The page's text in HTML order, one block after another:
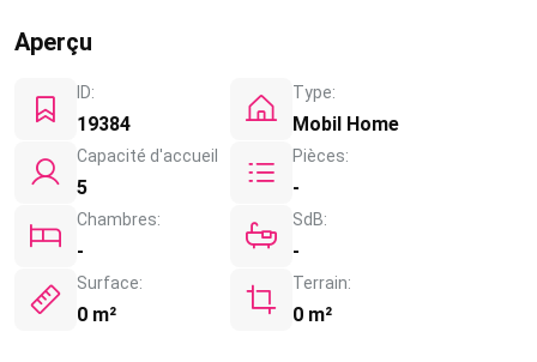
Aperçu
ID:
19384
Type:
Mobil Home
Capacité d'accueil
5
Pièces:
-
Chambres:
-
SdB:
-
Surface:
0 m²
Terrain:
0 m²